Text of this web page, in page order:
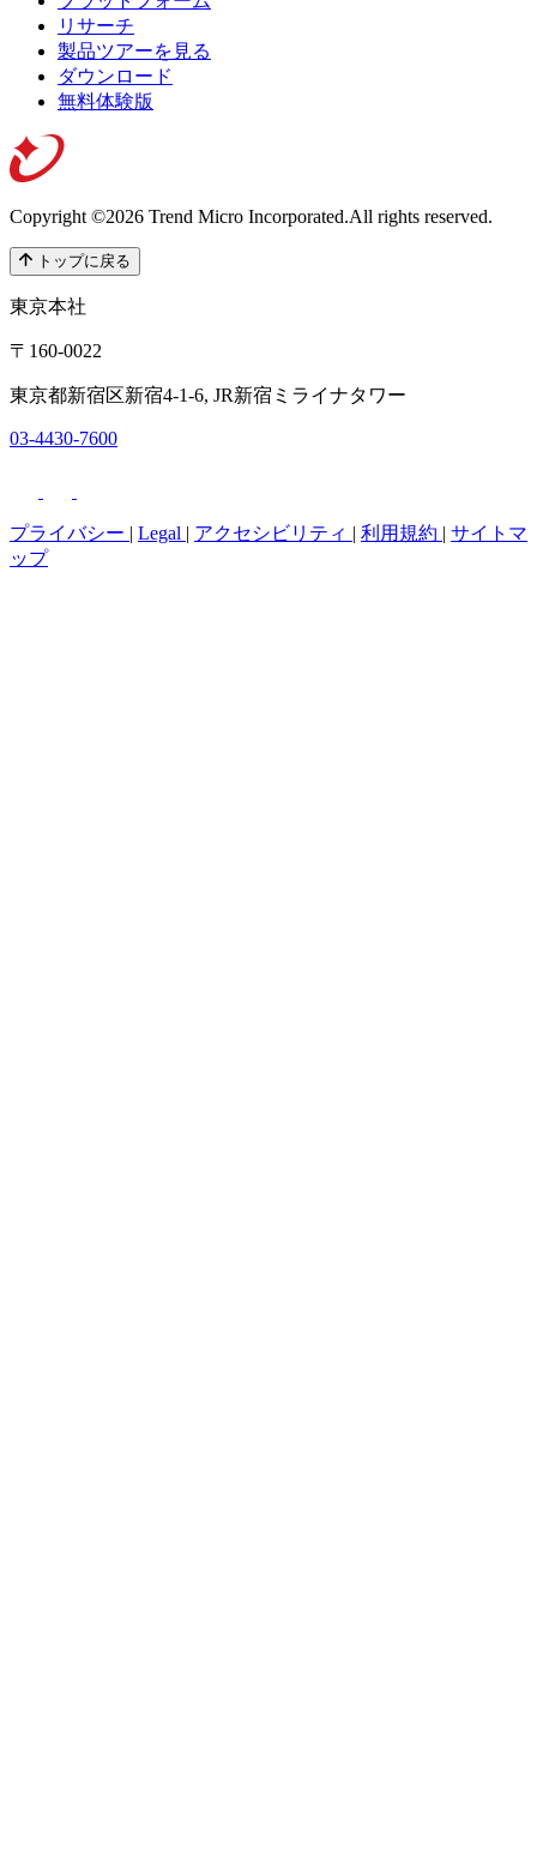
リサーチ
製品ツアーを見る
ダウンロード
無料体験版
Copyright ©2026 Trend Micro Incorporated.All rights reserved.
トップに戻る
東京本社
〒160-0022
東京都新宿区新宿4-1-6, JR新宿ミライナタワー
03-4430-7600
プライバシー | Legal | アクセシビリティ | 利用規約 | サイトマ
ップ